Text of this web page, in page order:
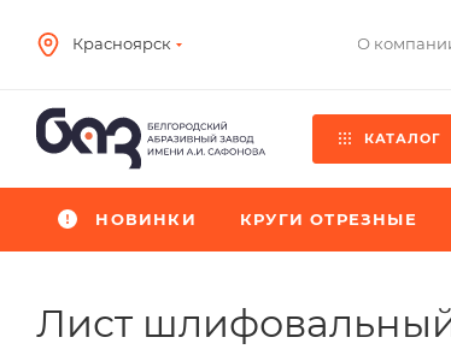
Красноярск О
КАТАЛОГ
НОВИНКИ КРУГИ ОТРЕЗНЫЕ
Лист